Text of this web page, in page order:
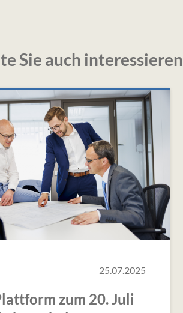
Sie auch interessieren
25.07.2025
zum 20. Juli